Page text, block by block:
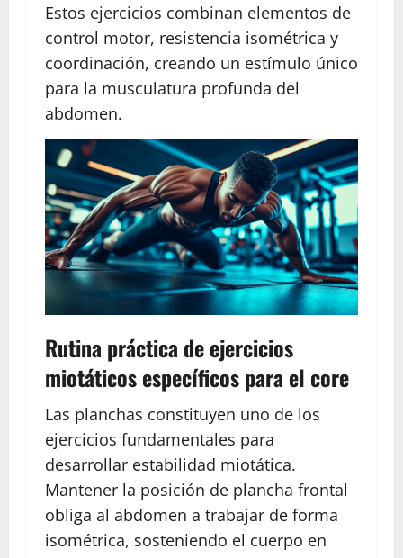
Estos ejercicios combinan elementos de
control motor, resistencia isométrica y
coordinación, creando un estímulo único
para la musculatura profunda del
abdomen.
Rutina práctica de ejercicios
miotáticos específicos para el core
Las planchas constituyen uno de los
ejercicios fundamentales para
desarrollar estabilidad miotática.
Mantener la posición de plancha frontal
obliga al abdomen a trabajar de forma
isométrica, sosteniendo el cuerpo en